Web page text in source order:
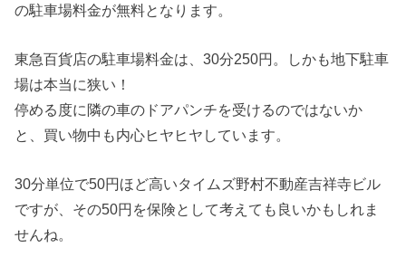
の駐車場料金が無料となります。
東急百貨店の駐車場料金は、30分250円。しかも地下駐車
場は本当に狭い！
停める度に隣の車のドアパンチを受けるのではないか
と、買い物中も内心ヒヤヒヤしています。
30分単位で50円ほど高いタイムズ野村不動産吉祥寺ビル
ですが、その50円を保険として考えても良いかもしれま
せんね。